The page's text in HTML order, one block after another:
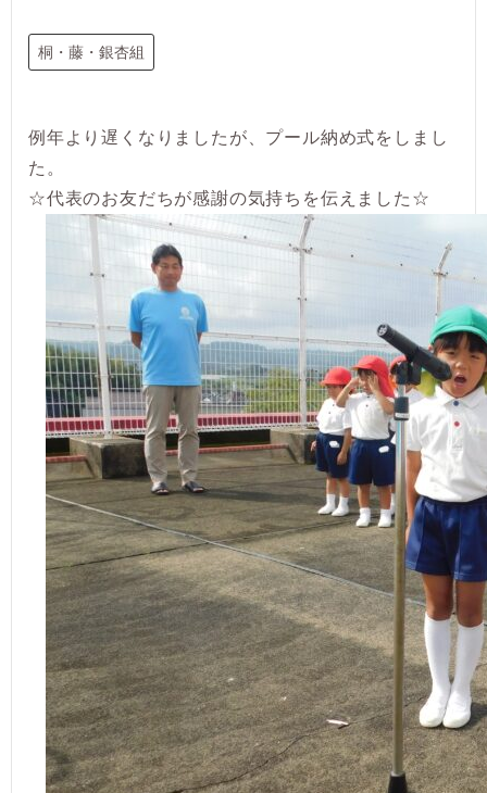
桐・藤・銀杏組
例年より遅くなりましたが、プール納め式をしまし
た。
☆代表のお友だちが感謝の気持ちを伝えました☆